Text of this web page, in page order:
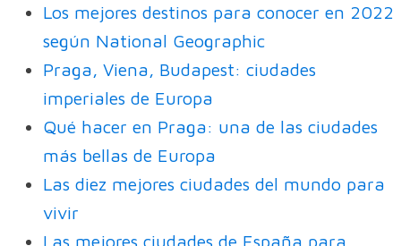
Los mejores destinos para conocer en 2022
según National Geographic
Praga, Viena, Budapest: ciudades
imperiales de Europa
Qué hacer en Praga: una de las ciudades
más bellas de Europa
Las diez mejores ciudades del mundo para
vivir
Las mejores ciudades de España para